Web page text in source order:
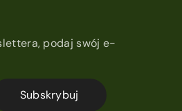
podaj swój e-
Subskrybuj